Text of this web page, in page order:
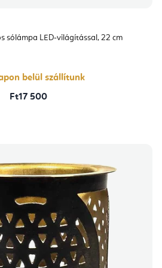
sólámpa LED-világítással, 22 cm
belül szállítunk
Ft17 500